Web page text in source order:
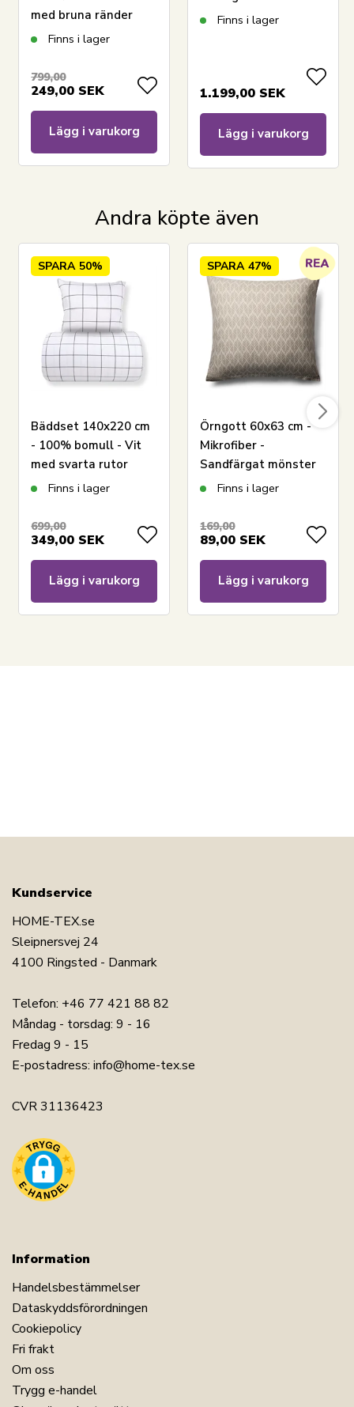
LÄGG I VARUKORGEN
Läs vår guide om sängkläder
Se vårt stora utbud av lakan
Se vårt stora utbud av täcken 140x200
med bruna ränder
Finns i lager
799,00
249,00 SEK
Lägg i varukorg
Kreppsängkläder
Finns i lager
1.199,00 SEK
Lägg i varukorg
Andra köpte även
SPARA 50%
Bäddset 140x220 cm
- 100% bomull - Vit
med svarta rutor
Finns i lager
699,00
349,00 SEK
Lägg i varukorg
SPARA 47%
Örngott 60x63 cm -
Mikrofiber -
Sandfärgat mönster
Finns i lager
169,00
89,00 SEK
Lägg i varukorg
Kundservice
HOME-TEX.se
Sleipnersvej 24
4100 Ringsted - Danmark
Telefon: +46 77 421 88 82
Måndag - torsdag: 9 - 16
Fredag 9 - 15
E-postadress: info@home-tex.se
CVR 31136423
Information
Handelsbestämmelser
Dataskyddsförordningen
Cookiepolicy
Fri frakt
Om oss
Trygg e-handel